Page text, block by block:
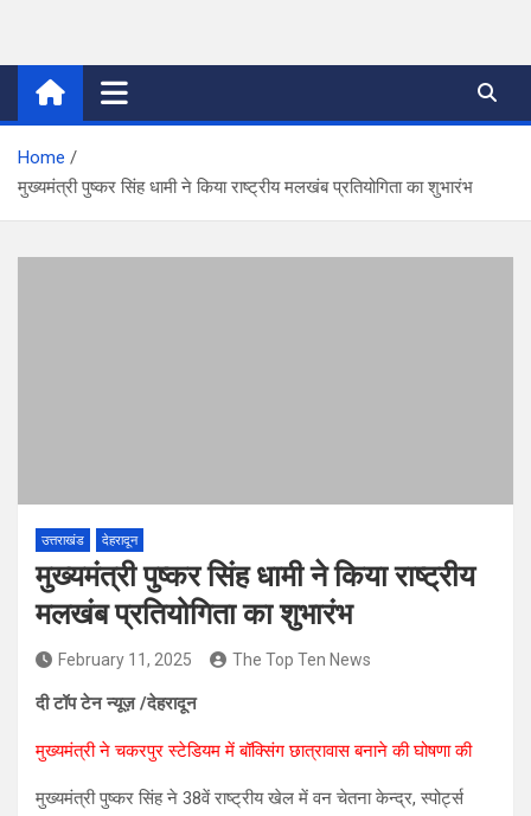
contentthetoptennews.com
Home
मुख्यमंत्री पुष्कर सिंह धामी ने किया राष्ट्रीय मलखंब प्रतियोगिता का शुभारंभ
उत्तराखंड देहरादून
मुख्यमंत्री पुष्कर सिंह धामी ने किया राष्ट्रीय
मलखंब प्रतियोगिता का शुभारंभ
February 11, 2025 The Top Ten News
दी टॉप टेन न्यूज़ /देहरादून
मुख्यमंत्री ने चकरपुर स्टेडियम में बॉक्सिंग छात्रावास बनाने की घोषणा की
मुख्यमंत्री पुष्कर सिंह ने 38वें राष्ट्रीय खेल में वन चेतना केन्द्र, स्पोर्ट्स